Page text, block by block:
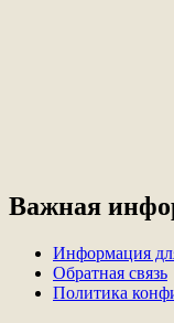
Важная
Информация
Обратная связь
Политика